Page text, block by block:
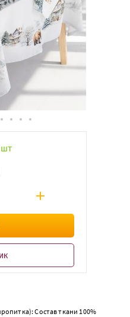
Состав ткани 100%